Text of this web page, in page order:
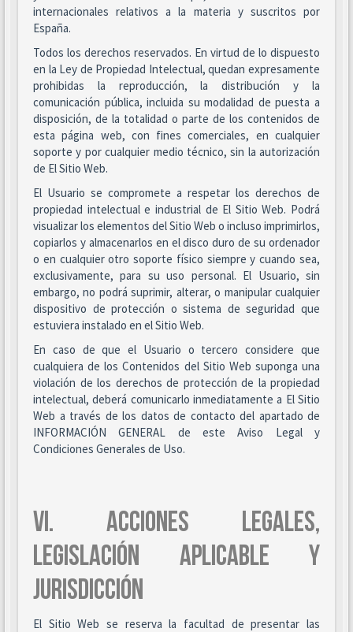
internacionales relativos a la materia y suscritos por
España.
Todos los derechos reservados. En virtud de lo dispuesto
en la Ley de Propiedad Intelectual, quedan expresamente
prohibidas la reproducción, la distribución y la
comunicación pública, incluida su modalidad de puesta a
disposición, de la totalidad o parte de los contenidos de
esta página web, con fines comerciales, en cualquier
soporte y por cualquier medio técnico, sin la autorización
de El Sitio Web.
El Usuario se compromete a respetar los derechos de
propiedad intelectual e industrial de El Sitio Web. Podrá
visualizar los elementos del Sitio Web o incluso imprimirlos,
copiarlos y almacenarlos en el disco duro de su ordenador
o en cualquier otro soporte físico siempre y cuando sea,
exclusivamente, para su uso personal. El Usuario, sin
embargo, no podrá suprimir, alterar, o manipular cualquier
dispositivo de protección o sistema de seguridad que
estuviera instalado en el Sitio Web.
En caso de que el Usuario o tercero considere que
cualquiera de los Contenidos del Sitio Web suponga una
violación de los derechos de protección de la propiedad
intelectual, deberá comunicarlo inmediatamente a El Sitio
Web a través de los datos de contacto del apartado de
INFORMACIÓN GENERAL de este Aviso Legal y
Condiciones Generales de Uso.
VI. ACCIONES LEGALES,
LEGISLACIÓN APLICABLE Y
JURISDICCIÓN
El Sitio Web se reserva la facultad de presentar las